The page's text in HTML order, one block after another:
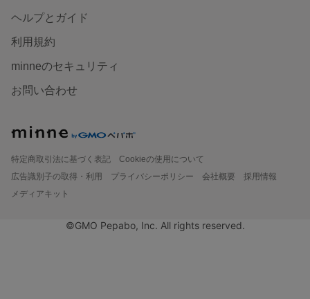
ヘルプとガイド
利用規約
minneのセキュリティ
お問い合わせ
特定商取引法に基づく表記
Cookieの使用について
広告識別子の取得・利用
プライバシーポリシー 会社概要
採用情報
メディアキット
©GMO Pepabo, Inc. All rights reserved.